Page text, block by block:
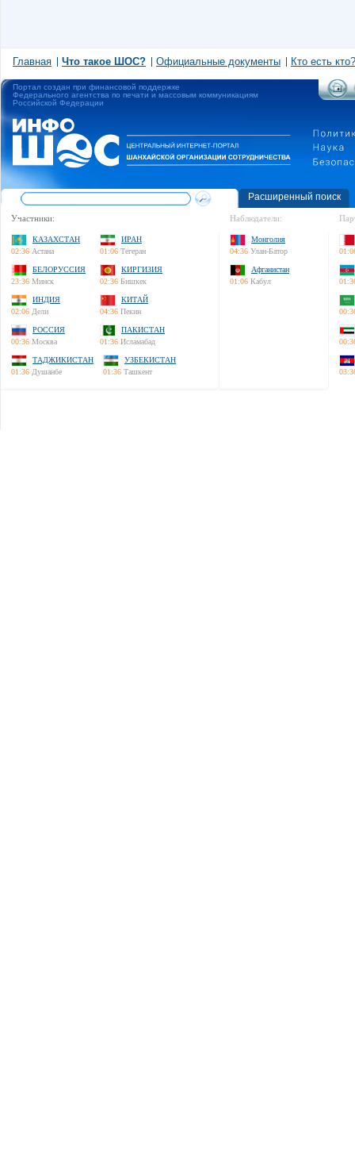
Главная Что такое ШОС? Официальные документы Кто есть кто?
Портал создан при финансовой поддержке
Федерального агентства по печати и массовым коммуникациям
Российской Федерации
Расширенный поиск
Участники:
КАЗАХСТАН
02:36 Астана
ИРАН
01:06 Тегеран
БЕЛОРУССИЯ
23:36 Минск
КИРГИЗИЯ
02:36 Бишкек
ИНДИЯ
02:06 Дели
КИТАЙ
04:36 Пекин
РОССИЯ
00:36 Москва
ПАКИСТАН
01:36 Исламабад
ТАДЖИКИСТАН
01:36 Душанбе
УЗБЕКИСТАН
01:36 Ташкент
Наблюдатели:
Монголия
04:36 Улан-Батор
Афганистан
01:06 Кабул